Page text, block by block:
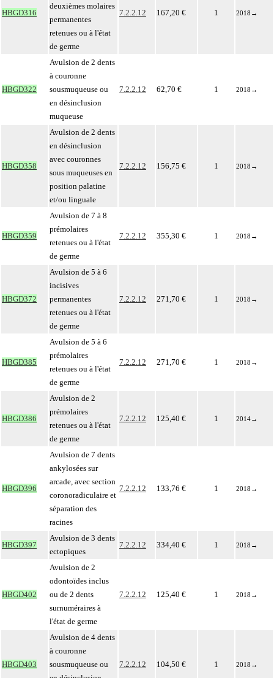
HBGD316
deuxièmes molaires
permanentes
retenues ou à l'état
de germe
7.2.2.12 167,20 € 1 2018 →
HBGD322
Avulsion de 2 dents
à couronne
sousmuqueuse ou
en désinclusion
muqueuse
7.2.2.12 62,70 € 1 2018 →
HBGD358
Avulsion de 2 dents
en désinclusion
avec couronnes
sous muqueuses en
position palatine
et/ou linguale
7.2.2.12 156,75 € 1 2018 →
HBGD359
Avulsion de 7 à 8
prémolaires
retenues ou à l'état
de germe
7.2.2.12 355,30 € 1 2018 →
HBGD372
Avulsion de 5 à 6
incisives
permanentes
retenues ou à l'état
de germe
7.2.2.12 271,70 € 1 2018 →
HBGD385
Avulsion de 5 à 6
prémolaires
retenues ou à l'état
de germe
7.2.2.12 271,70 € 1 2018 →
HBGD386
Avulsion de 2
prémolaires
retenues ou à l'état
de germe
7.2.2.12 125,40 € 1 2014→
HBGD396
Avulsion de 7 dents
ankylosées sur
arcade, avec section
coronoradiculaire et
séparation des
racines
7.2.2.12 133,76 € 1 2018 →
HBGD397
Avulsion de 3 dents
ectopiques
7.2.2.12 334,40 € 1 2018 →
HBGD402
Avulsion de 2
odontoïdes inclus
ou de 2 dents
surnuméraires à
l'état de germe
7.2.2.12 125,40 € 1 2018 →
HBGD403
Avulsion de 4 dents
à couronne
sousmuqueuse ou
7.2.2.12 104,50 € 1 2018 →